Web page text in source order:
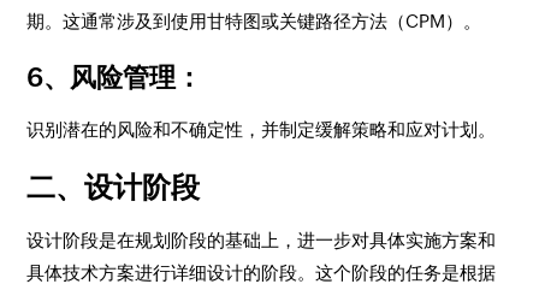
期。这通常涉及到使用甘特图或关键路径方法（CPM）。
6、风险管理：
识别潜在的风险和不确定性，并制定缓解策略和应对计划。
二、设计阶段
设计阶段是在规划阶段的基础上，进一步对具体实施方案和
具体技术方案进行详细设计的阶段。这个阶段的任务是根据